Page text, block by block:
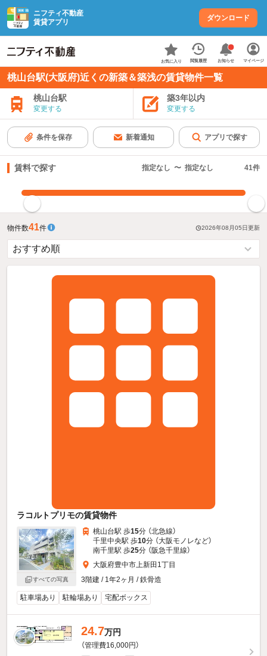
ニフティ不動産
賃貸アプリ
ダウンロード
お気に入り 閲覧履歴 お知らせ マイページ
桃山台駅(大阪府)近くの新築＆築浅の賃貸物件一覧
桃山台駅
変更する
築3年以内
変更する
条件を保存 新着通知 アプリで探す
賃料で探す 指定なし 〜 指定なし 41件
物件数41件 2026年08月05日更新
ラコルトプリモの賃貸物件
すべての写真
桃山台駅 歩15分 （北急線）
千里中央駅 歩10分 （大阪モノレなど）
南千里駅 歩25分 （阪急千里線）
大阪府豊中市上新田1丁目
3階建 / 1年2ヶ月 / 鉄骨造
駐車場あり 駐輪場あり 宅配ボックス
24.7万円
（管理費16,000円）